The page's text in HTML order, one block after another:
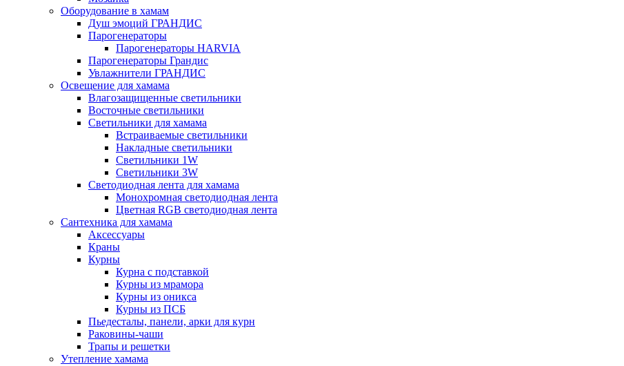
Оборудование в хамам
Душ эмоций ГРАНДИС
Парогенераторы
Парогенераторы HARVIA
Парогенераторы Грандис
Увлажнители ГРАНДИС
Освещение для хамама
Влагозащищенные светильники
Восточные светильники
Светильники для хамама
Встраиваемые светильники
Накладные светильники
Светильники 1W
Светильники 3W
Светодиодная лента для хамама
Монохромная светодиодная лента
Цветная RGB светодиодная лента
Сантехника для хамама
Аксессуары
Краны
Курны
Курна с подставкой
Курны из мрамора
Курны из оникса
Курны из ПСБ
Пьедесталы, панели, арки для курн
Раковины-чаши
Трапы и решетки
Утепление хамама